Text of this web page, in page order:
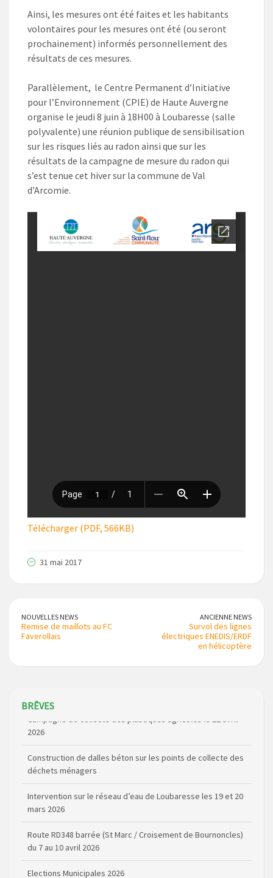
Ainsi, les mesures ont été faites et les habitants
volontaires pour les mesures ont été (ou seront
prochainement) informés personnellement des
résultats de ces mesures.
Parallèlement, le Centre Permanent d’Initiative
pour l’Environnement (CPIE) de Haute Auvergne
organise le jeudi 8 juin à 18H00 à Loubaresse (salle
polyvalente) une réunion publique de sensibilisation
sur les risques liés au radon ainsi que sur les
résultats de la campagne de mesure du radon qui
s’est tenue cet hiver sur la commune de Val
d’Arcomie.
Télécharger (PDF, 566KB)
31 mai 2017
NOUVELLES NEWS
Remise de maillots au FC
Faverollais
ANCIENNE NEWS
Survol des lignes
électriques ENEDIS/ERDF
en hélicoptère
BRÊVES
2026
Construction de dalles béton sur les points de collecte des
déchets ménagers
Intervention sur le réseau d’eau de Loubaresse les 19 et 20
mars 2026
Route RD348 barrée (St Marc / Croisement de Bournoncles)
du 7 au 10 avril 2026
Elections Municipales 2026
Coupure de courant secteur Maladet, La Foulière et